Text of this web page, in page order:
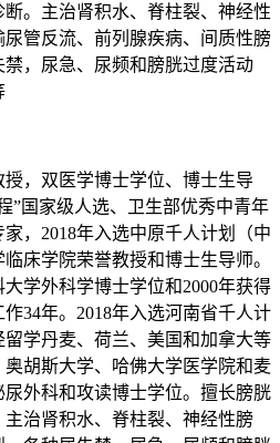
。主治肾积水、脊柱裂、神经性
管反流、前列腺疾病、间质性膀
，尿急、尿频和膀胱过度活动
，双医学博士学位、博士生导
”国家级人选、卫生部优秀中青年
，2018年入选中原千人计划（中
床学院荣誉教授和博士生导师。
学外科学博士学位和2000年获得
34年。2018年入选河南省千人计
学丹麦、荷兰、美国和加拿大等
胡斯大学、哈佛大学医学院和麦
外科和攻读博士学位。擅长膀胱
治肾积水、脊柱裂、神经性膀